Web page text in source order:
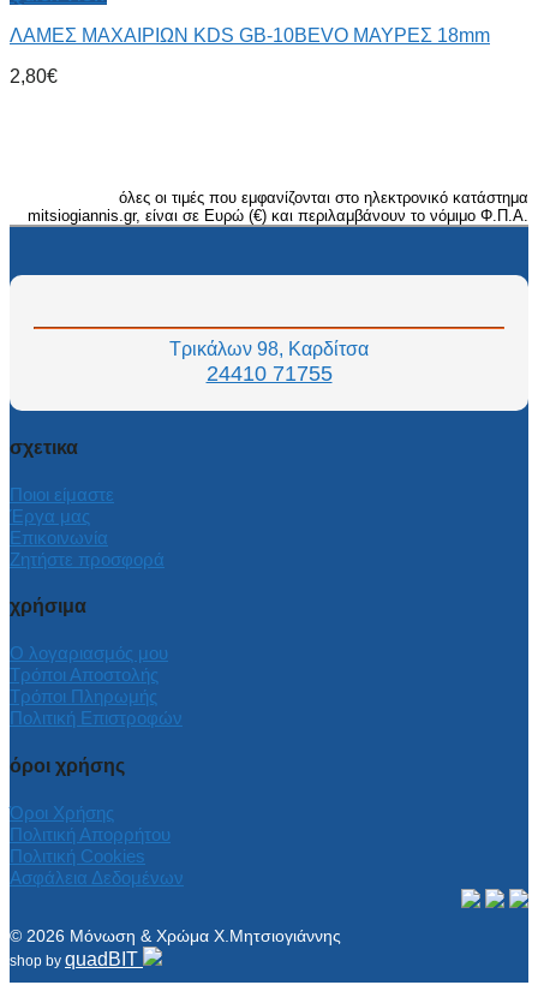
ΛΑΜΕΣ ΜΑΧΑΙΡΙΩΝ KDS GB-10BEVO ΜΑΥΡΕΣ 18mm
2,80€
όλες οι τιμές που εμφανίζονται στο ηλεκτρονικό κατάστημα
mitsiogiannis.gr, είναι σε Ευρώ (€) και περιλαμβάνουν το νόμιμο Φ.Π.Α.
Τρικάλων 98, Καρδίτσα
24410 71755
σχετικα
Ποιοι είμαστε
Έργα μας
Επικοινωνία
Ζητήστε προσφορά
χρήσιμα
Ο λογαριασμός μου
Τρόποι Αποστολής
Τρόποι Πληρωμής
Πολιτική Επιστροφών
όροι χρήσης
Όροι Χρήσης
Πολιτική Απορρήτου
Πολιτική Cookies
Ασφάλεια Δεδομένων
© 2026 Μόνωση & Χρώμα Χ.Μητσιογιάννης
shop by quadBIT